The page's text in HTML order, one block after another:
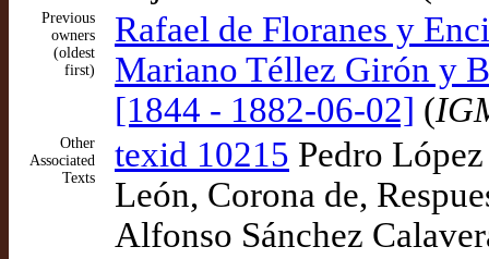
Previous
owners
(oldest
first)
Rafael de Floranes y
Mariano Téllez Girón y
[1844 - 1882-06-02] (
Other
Associated
Texts
texid 10215 Pedro
León, Corona de,
Alfonso Sánchez